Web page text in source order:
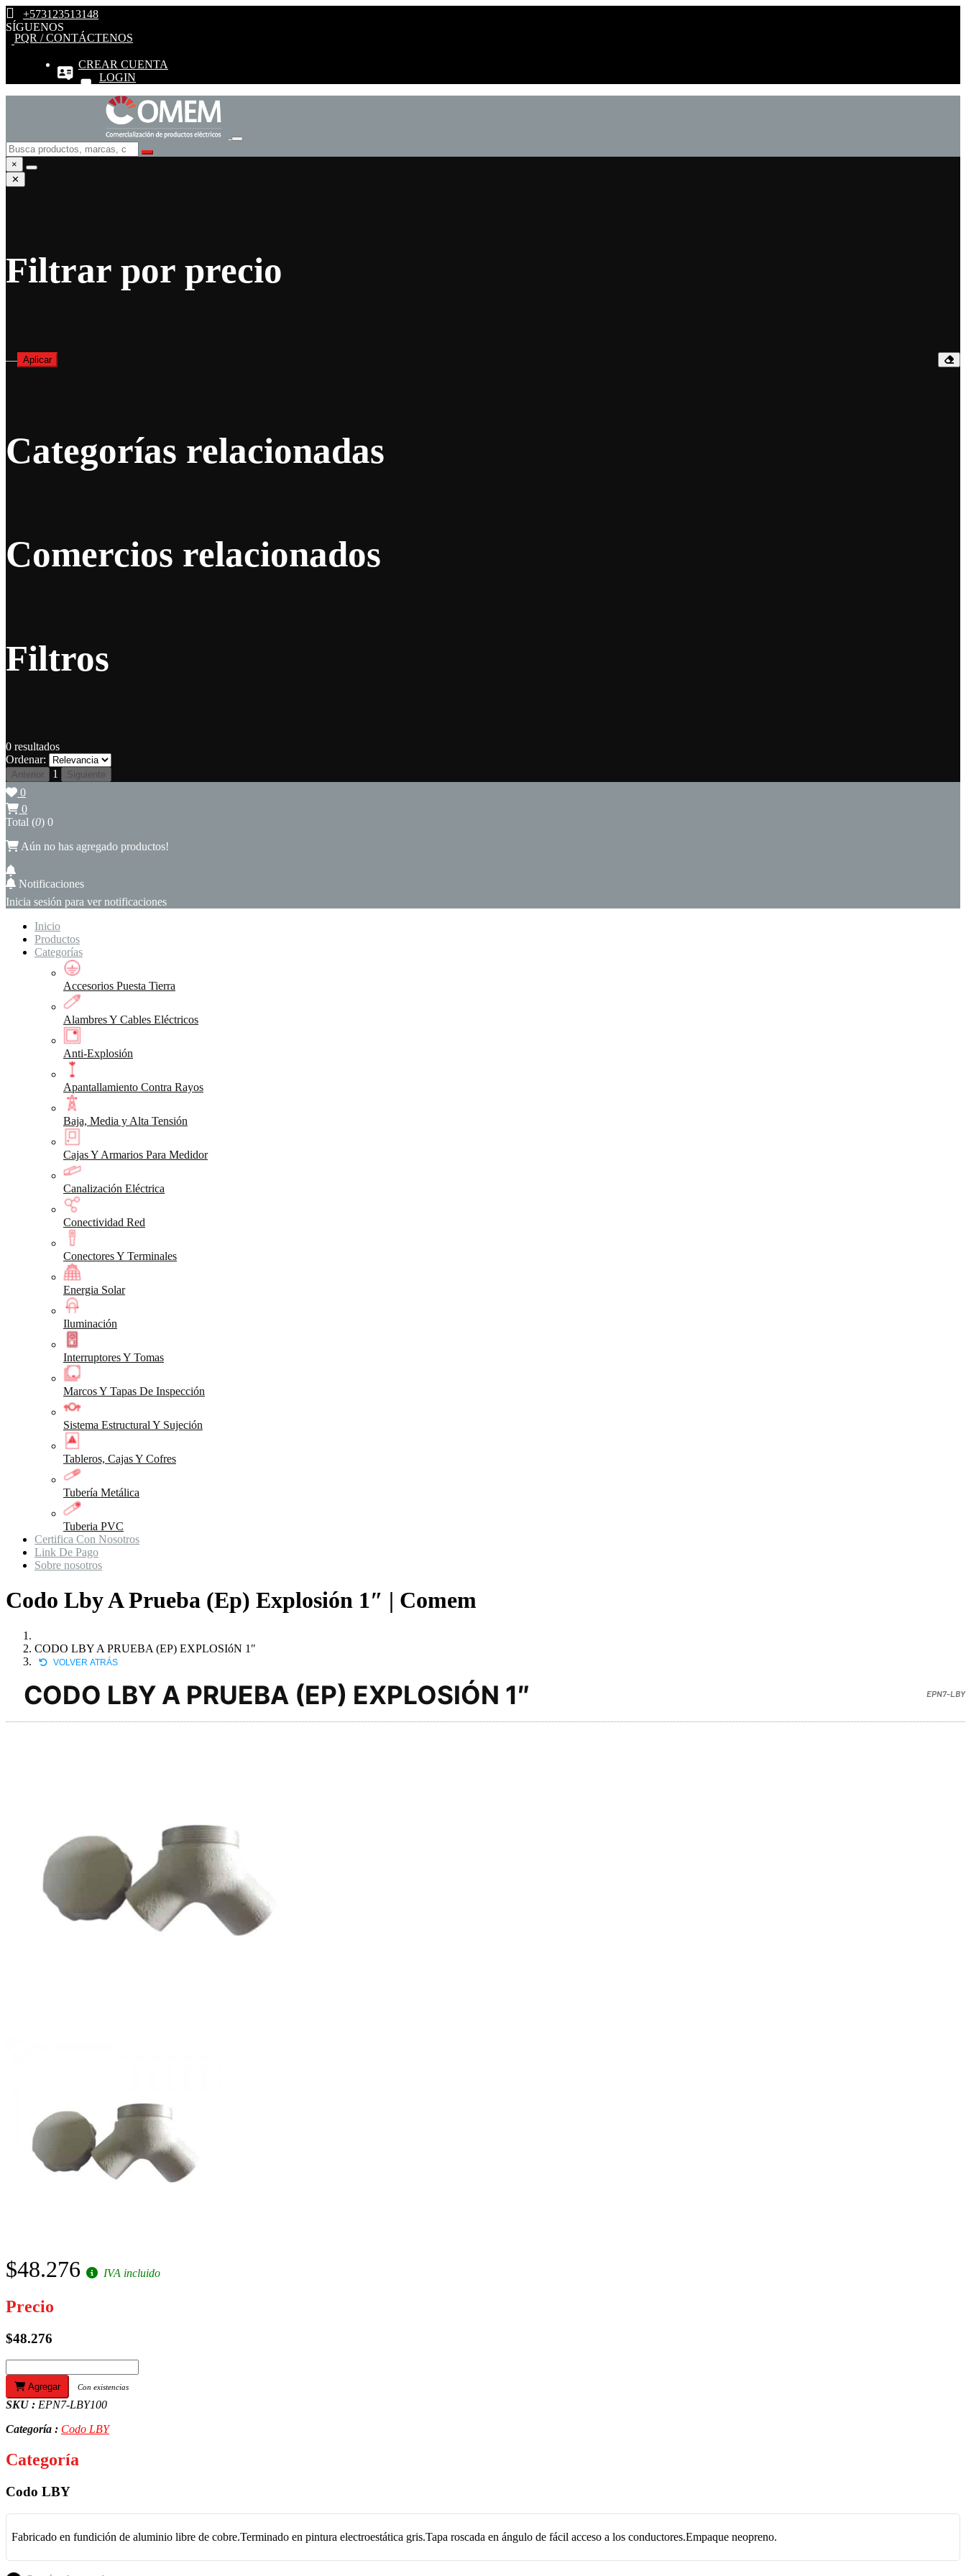
+573123513148
SÍGUENOS
PQR / CONTÁCTENOS
CREAR CUENTA
LOGIN
×
✕
Filtrar por precio
— Aplicar
Categorías relacionadas
Comercios relacionados
Filtros
0 resultados
Ordenar:
Anterior 1 Siguiente
0
0
Total (0) 0
Aún no has agregado productos!
Notificaciones
Inicia sesión para ver notificaciones
Inicio
Productos
Categorías
Accesorios Puesta Tierra
Alambres Y Cables Eléctricos
Anti-Explosión
Apantallamiento Contra Rayos
Baja, Media y Alta Tensión
Cajas Y Armarios Para Medidor
Canalización Eléctrica
Conectividad Red
Conectores Y Terminales
Energia Solar
Iluminación
Interruptores Y Tomas
Marcos Y Tapas De Inspección
Sistema Estructural Y Sujeción
Tableros, Cajas Y Cofres
Tubería Metálica
Tuberia PVC
Certifica Con Nosotros
Link De Pago
Sobre nosotros
Codo Lby A Prueba (Ep) Explosión 1″ | Comem
CODO LBY A PRUEBA (EP) EXPLOSIóN 1″
VOLVER ATRÁS
CODO LBY A PRUEBA (EP) EXPLOSIÓN 1″ EPN7-
$48.276 IVA incluido
Precio
$48.276
Agregar Con existencias
SKU : EPN7-LBY100
Categoría : Codo LBY
Categoría
Codo LBY
Fabricado en fundición de aluminio libre de cobre.Terminado en pintura electroestática gris.Tapa roscada en ángulo de fácil acceso a los conductores.Empaque neopreno.